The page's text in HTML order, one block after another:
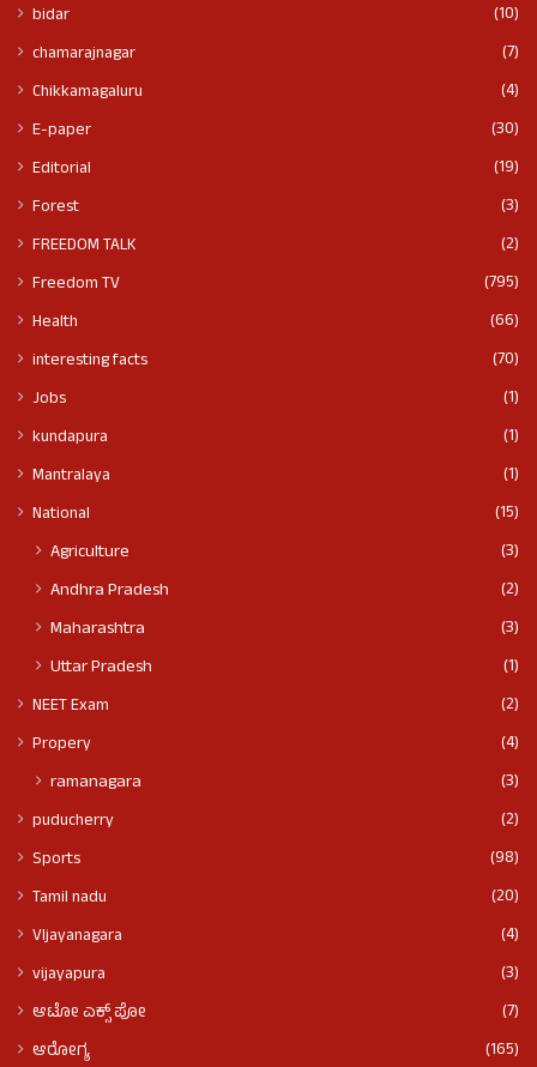
bidar
(10)
chamarajnagar
(7)
Chikkamagaluru
(4)
E-paper
(30)
Editorial
(19)
Forest
(3)
FREEDOM TALK
(2)
Freedom TV
(795)
Health
(66)
interesting facts
(70)
Jobs
(1)
kundapura
(1)
Mantralaya
(1)
National
(15)
Agriculture
(3)
Andhra Pradesh
(2)
Maharashtra
(3)
Uttar Pradesh
(1)
NEET Exam
(2)
Propery
(4)
ramanagara (3)
puducherry
(2)
Sports
(98)
Tamil nadu
(20)
VIjayanagara
(4)
vijayapura
(3)
ಆಟೋ ಎಕ್ಸ್ ಪೋ
(7)
ಆರೋಗ್ಯ
(165)